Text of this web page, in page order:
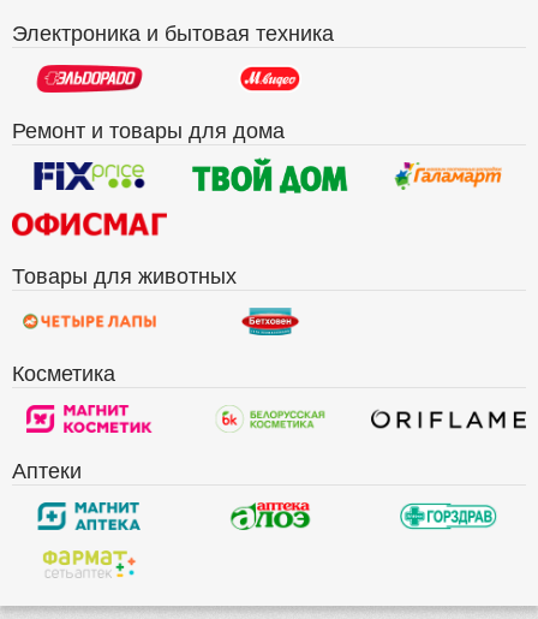
Электроника и бытовая техника
Ремонт и товары для дома
Товары для животных
Косметика
Аптеки